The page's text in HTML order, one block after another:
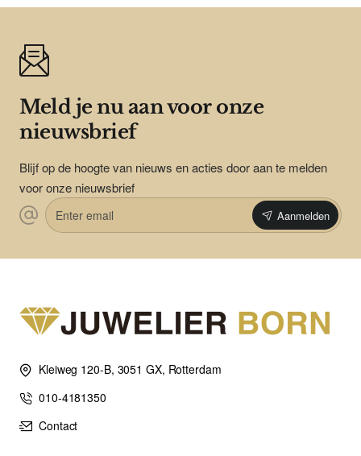
Meld je nu aan voor onze
nieuwsbrief
Blijf op de hoogte van nieuws en acties door aan te melden
voor onze nieuwsbrief
Enter
email
Aanmelden
Kleiweg 120-B, 3051 GX, Rotterdam
010-4181350
Contact